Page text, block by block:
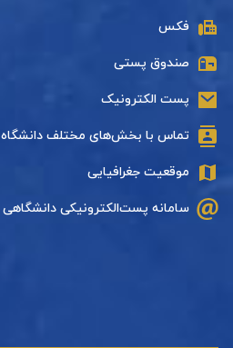
فکس
صندوق پستی
پست الکترونیک
تماس با بخش‌های مختلف دانشگاه
موقعیت جغرافیایی
سامانه پست‌الکترونیکی دانشگاهی